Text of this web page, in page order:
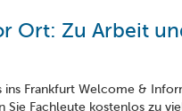
Ort: Zu Arbeit
ins Frankfurt Welcome &
Sie Fachleute kostenlos zu